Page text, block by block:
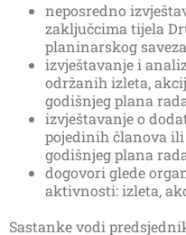
neposredno
zaključcima tijela
planinarskog
izvještavanje i
održanih izleta,
godišnjeg plana
izvještavanje o
pojedinih članova
godišnjeg plana
dogovori glede
aktivnosti: izleta,
Sastanke vodi